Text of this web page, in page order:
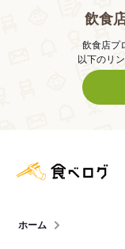
飲食
飲食店プ
以下のリ
ホーム